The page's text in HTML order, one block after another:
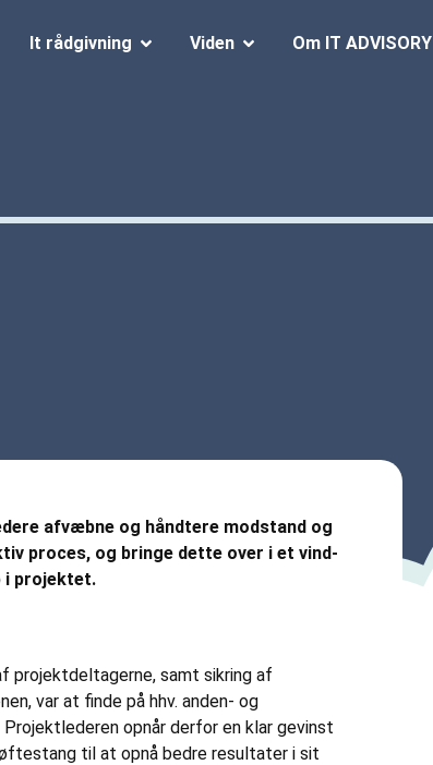
It rådgivning Viden Om IT ADVISORY
afvæbne og håndtere modstand og
proces, og bringe dette over i et vind-
i projektet.
projektdeltagerne, samt sikring af
var at finde på hhv. anden- og
opnår derfor en klar gevinst
til at opnå bedre resultater i sit